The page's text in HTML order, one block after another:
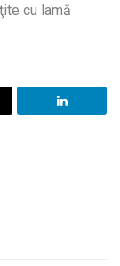
cu lamă